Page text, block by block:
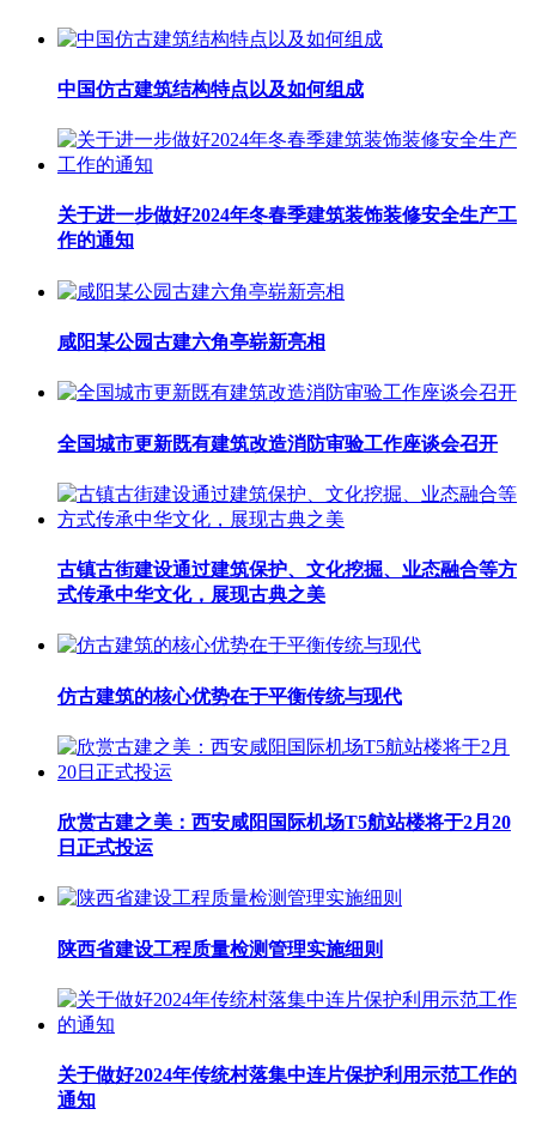
中国仿古建筑结构特点以及如何组成
关于进一步做好2024年冬春季建筑装饰装修安全生产工
作的通知
咸阳某公园古建六角亭崭新亮相
全国城市更新既有建筑改造消防审验工作座谈会召开
古镇古街建设通过建筑保护、文化挖掘、业态融合等方
式传承中华文化，展现古典之美
仿古建筑的核心优势在于平衡传统与现代
欣赏古建之美：西安咸阳国际机场T5航站楼将于2月20
日正式投运
陕西省建设工程质量检测管理实施细则
关于做好2024年传统村落集中连片保护利用示范工作的
通知